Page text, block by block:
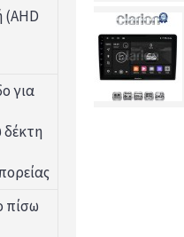
(AHD
για
δέκτη
πίσω